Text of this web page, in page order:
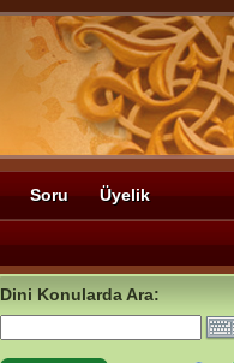
Soru Üyelik
Dini Konularda Ara: